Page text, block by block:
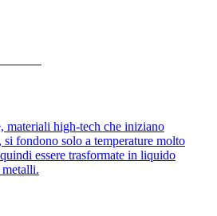
materiali high-tech che iniziano
fondono solo a temperature molto
essere trasformate in liquido